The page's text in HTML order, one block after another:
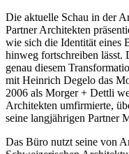
Die aktuelle Schau in der
Partner Architekten
wie sich die Identität eines
hinweg fortschreiben lässt.
genau diesem
mit Heinrich Degelo das
2006 als Morger + Dettli
Architekten umfirmierte,
seine langjährigen Partner
Das Büro nutzt seine von